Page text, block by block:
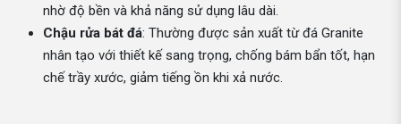
nhờ độ bền và khả năng sử dụng lâu dài.
Chậu rửa bát đá: Thường được sản xuất từ đá Granite
nhân tạo với thiết kế sang trọng, chống bám bẩn tốt, hạn
chế trầy xước, giảm tiếng ồn khi xả nước.